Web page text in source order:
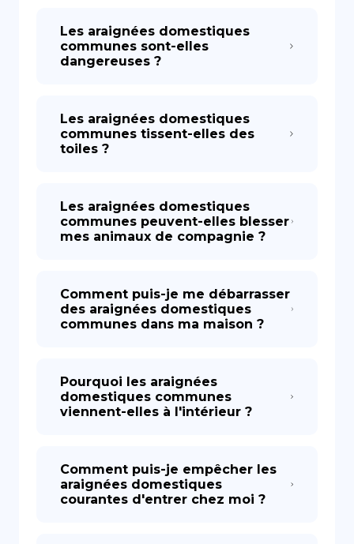
Les araignées domestiques
communes sont-elles
dangereuses ?
Les araignées domestiques
communes tissent-elles des
toiles ?
Les araignées domestiques
communes peuvent-elles blesser
mes animaux de compagnie ?
Comment puis-je me débarrasser
des araignées domestiques
communes dans ma maison ?
Pourquoi les araignées
domestiques communes
viennent-elles à l'intérieur ?
Comment puis-je empêcher les
araignées domestiques
courantes d'entrer chez moi ?